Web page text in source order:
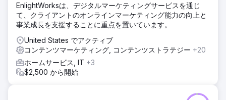
EnlightWorksは、デジタルマーケティングサービスを通じ
て、クライアントのオンラインマーケティング能力の向上と
事業成長を支援することに重点を置いています。
United States でアクティブ
コンテンツマーケティング, コンテンツストラテジー +20
ホームサービス, IT +3
$2,500 から開始